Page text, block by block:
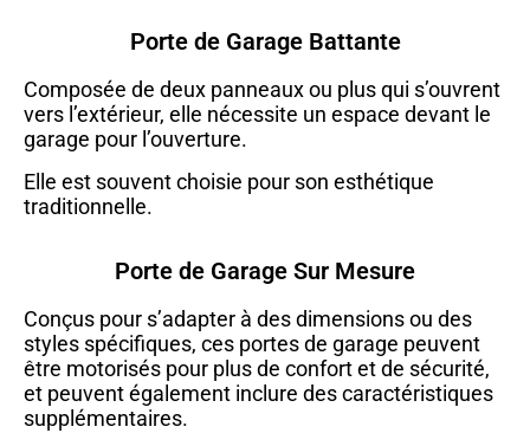
Porte de Garage Battante
Composée de deux panneaux ou plus qui s’ouvrent
vers l’extérieur, elle nécessite un espace devant le
garage pour l’ouverture.
Elle est souvent choisie pour son esthétique
traditionnelle.
Porte de Garage Sur Mesure
Conçus pour s’adapter à des dimensions ou des
styles spécifiques, ces portes de garage peuvent
être motorisés pour plus de confort et de sécurité,
et peuvent également inclure des caractéristiques
supplémentaires.